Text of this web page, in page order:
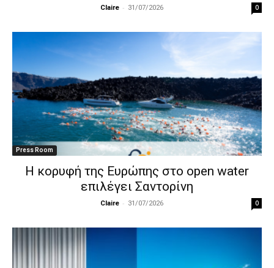
Claire - 31/07/2026 0
Press Room
Η κορυφή της Ευρώπης στο open water
επιλέγει Σαντορίνη
Claire - 31/07/2026 0